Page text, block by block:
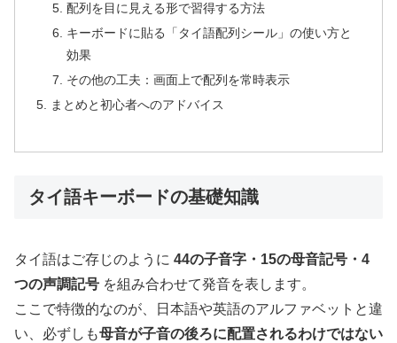
配列を目に見える形で習得する方法
キーボードに貼る「タイ語配列シール」の使い方と
効果
その他の工夫：画面上で配列を常時表示
まとめと初心者へのアドバイス
タイ語キーボードの基礎知識
タイ語はご存じのように 44の子音字・15の母音記号・4
つの声調記号 を組み合わせて発音を表します。
ここで特徴的なのが、日本語や英語のアルファベットと違
い、必ずしも母音が子音の後ろに配置されるわけではない